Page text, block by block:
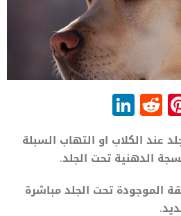
Pinterest
Reddit
عند الكلاب او التهاب السبلة
الدهنية تحت الجلد.
الموجودة تحت الجلد مباشرة